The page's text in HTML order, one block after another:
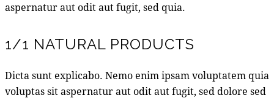
aspernatur aut odit aut fugit, sed quia.
1/1 NATURAL PRODUCTS
Dicta sunt explicabo. Nemo enim ipsam voluptatem quia
voluptas sit aspernatur aut odit aut fugit, sed dolore sed